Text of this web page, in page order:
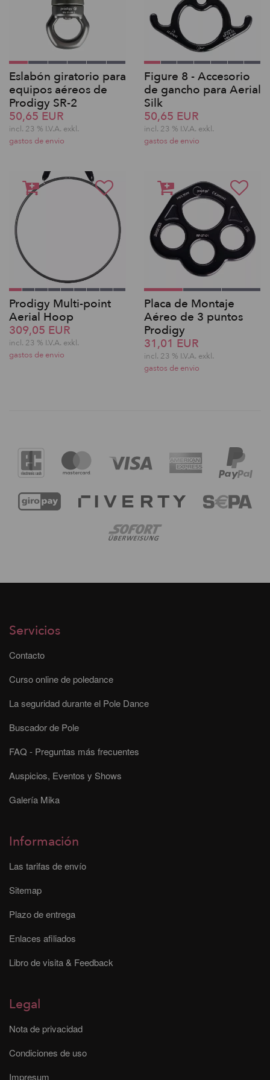
Eslabón giratorio para
equipos aéreos de
Prodigy SR-2
50,65 EUR
incl. 23 % I.V.A. exkl.
gastos de envio
Figure 8 - Accesorio
de gancho para Aerial
Silk
50,65 EUR
incl. 23 % I.V.A. exkl.
gastos de envio
Prodigy Multi-point
Aerial Hoop
309,05 EUR
incl. 23 % I.V.A. exkl.
gastos de envio
Placa de Montaje
Aéreo de 3 puntos
Prodigy
31,01 EUR
incl. 23 % I.V.A. exkl.
gastos de envio
Servicios
Contacto
Curso online de poledance
La seguridad durante el Pole Dance
Buscador de Pole
FAQ - Preguntas más frecuentes
Auspicios, Eventos y Shows
Galería Mika
Información
Las tarifas de envío
Sitemap
Plazo de entrega
Enlaces afiliados
Libro de visita & Feedback
Legal
Nota de privacidad
Condiciones de uso
Impresum